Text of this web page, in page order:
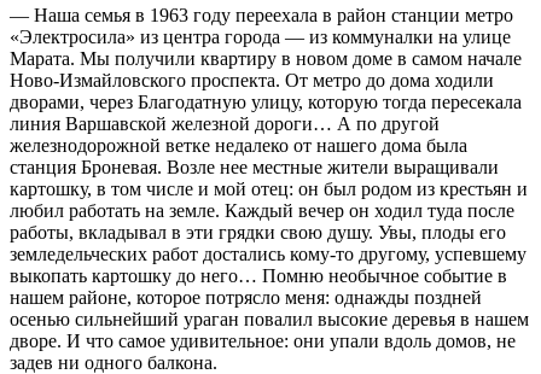
— Наша семья в 1963 году переехала в район станции метро
«Электросила» из центра города — из коммуналки на улице
Марата. Мы получили квартиру в новом доме в самом начале
Ново-Измайловского проспекта. От метро до дома ходили
дворами, через Благодатную улицу, которую тогда пересекала
линия Варшавской железной дороги… А по другой
железнодорожной ветке недалеко от нашего дома была
станция Броневая. Возле нее местные жители выращивали
картошку, в том числе и мой отец: он был родом из крестьян и
любил работать на земле. Каждый вечер он ходил туда после
работы, вкладывал в эти грядки свою душу. Увы, плоды его
земледельческих работ достались кому‑то другому, успевшему
выкопать картошку до него… Помню необычное событие в
нашем районе, которое потрясло меня: однажды поздней
осенью сильнейший ураган повалил высокие деревья в нашем
дворе. И что самое удивительное: они упали вдоль домов, не
задев ни одного балкона.